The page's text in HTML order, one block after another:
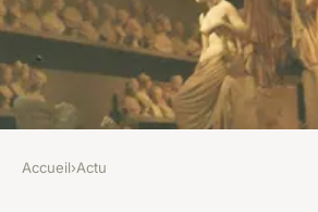
Accueil›Actu